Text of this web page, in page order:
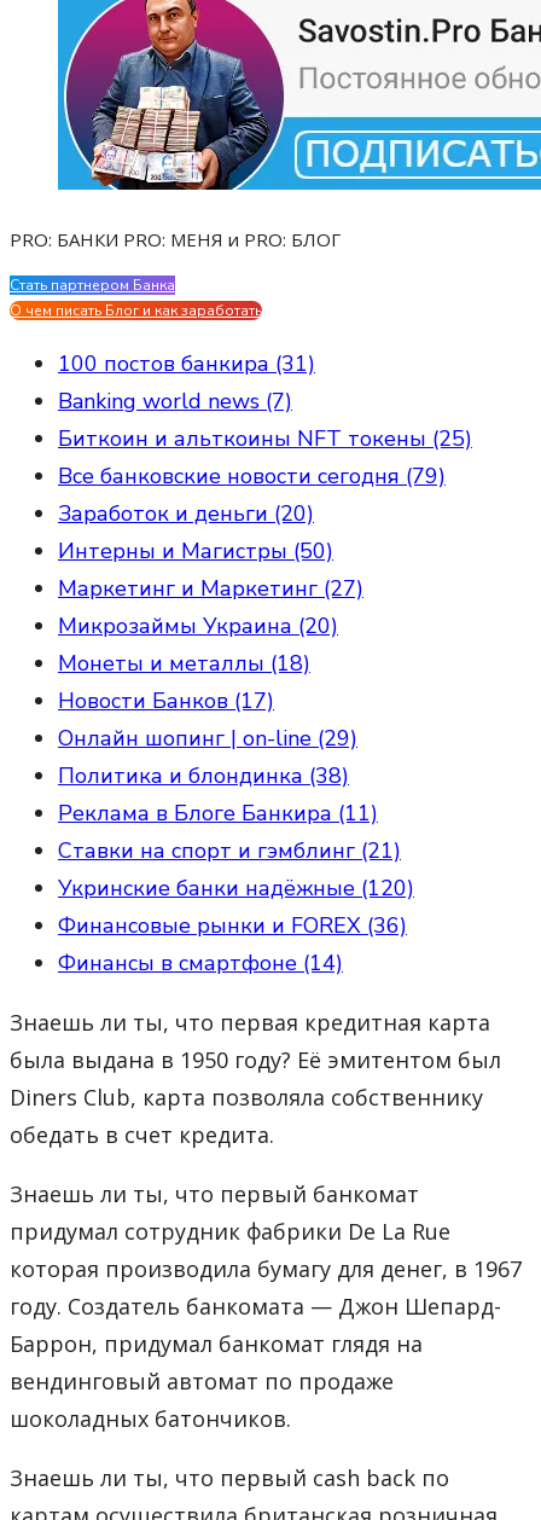
PRO: БАНКИ PRO: МЕНЯ и PRO: БЛОГ
Стать партнером Банка
О чем писать Блог и как заработать
100 постов банкира (31)
Banking world news (7)
Биткоин и альткоины NFT токены (25)
Все банковские новости сегодня (79)
Заработок и деньги (20)
Интерны и Магистры (50)
Маркетинг и Маркетинг (27)
Микрозаймы Украина (20)
Монеты и металлы (18)
Новости Банков (17)
Онлайн шопинг | on-line (29)
Политика и блондинка (38)
Реклама в Блоге Банкира (11)
Ставки на спорт и гэмблинг (21)
Укринские банки надёжные (120)
Финансовые рынки и FOREX (36)
Финансы в смартфоне (14)
Знаешь ли ты, что первая кредитная карта
была выдана в 1950 году? Её эмитентом был
Diners Club, карта позволяла собственнику
обедать в счет кредита.
Знаешь ли ты, что первый банкомат
придумал сотрудник фабрики De La Rue
которая производила бумагу для денег, в 1967
году. Создатель банкомата — Джон Шепард-
Баррон, придумал банкомат глядя на
вендинговый автомат по продаже
шоколадных батончиков.
Знаешь ли ты, что первый cash back по